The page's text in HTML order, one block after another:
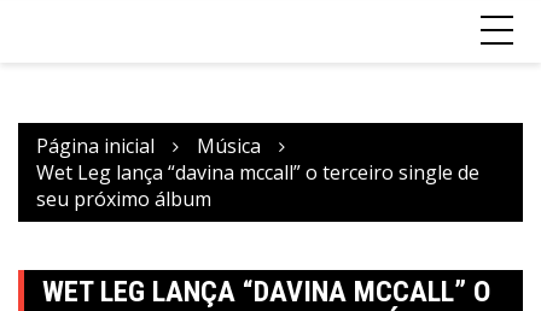
Página inicial
Música
Wet Leg lança “davina mccall” o terceiro single de
seu próximo álbum
WET LEG LANÇA “DAVINA MCCALL” O